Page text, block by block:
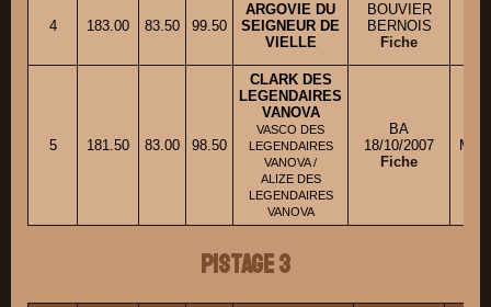
4 183.00 83.50 99.50
ARGOVIE DU
SEIGNEUR DE
VIELLE
BOUVIER
BERNOIS
Fiche
5 181.50 83.00 98.50
CLARK DES
LEGENDAIRES
VANOVA
VASCO DES
LEGENDAIRES
VANOVA /
ALIZE DES
LEGENDAIRES
VANOVA
BA
18/10/2007
Fiche
M.
Pistage 3